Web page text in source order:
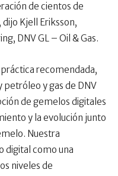
de cientos de
Kjell Eriksson,
DNV GL – Oil & Gas.
recomendada,
petróleo y gas de DNV
de gemelos digitales
y la evolución junto
Nuestra
digital como una
niveles de